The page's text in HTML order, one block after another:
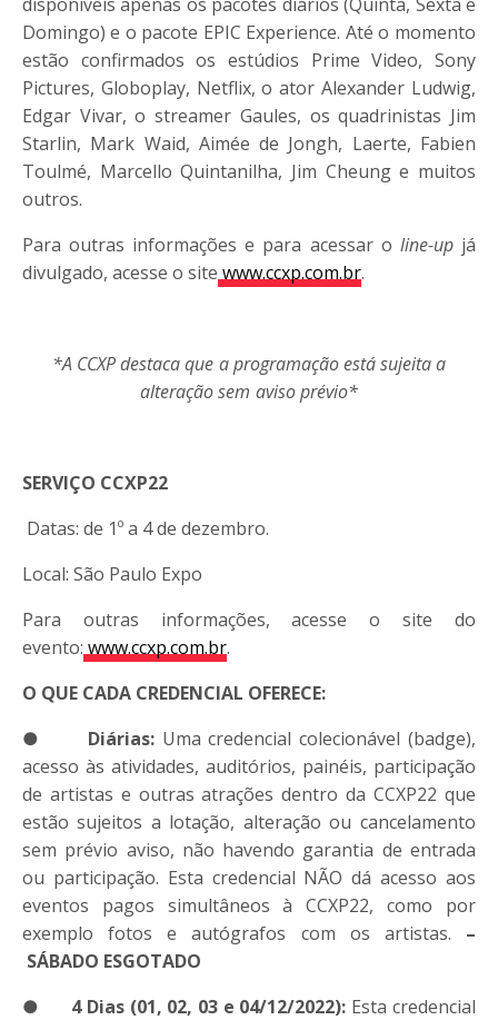
Domingo) e o pacote EPIC Experience. Até o momento
estão confirmados os estúdios Prime Video, Sony
Pictures, Globoplay, Netflix, o ator Alexander Ludwig,
Edgar Vivar, o streamer Gaules, os quadrinistas Jim
Starlin, Mark Waid, Aimée de Jongh, Laerte, Fabien
Toulmé, Marcello Quintanilha, Jim Cheung e muitos
outros.
Para outras informações e para acessar o line-upjá
divulgado, acesse o site www.ccxp.com.br.
*A CCXPdestaca que a programação está sujeita a
alteração sem aviso prévio*
SERVIÇO CCXP22
Datas: de 1º a 4 de dezembro.
Local: São Paulo Expo
Para outras informações, acesse o site do
evento: www.ccxp.com.br.
O QUE CADA CREDENCIAL OFERECE:
● Diárias: Uma credencial colecionável (badge),
acesso às atividades, auditórios, painéis, participação
de artistas e outras atrações dentro daCCXP22 que
estão sujeitos a lotação, alteração ou cancelamento
sem prévio aviso, não havendo garantia de entrada
ou participação. Esta credencial NÃO dá acesso aos
eventos pagos simultâneos àCCXP22, como por
exemplo fotos e autógrafos com os artistas.
–
SÁBADO ESGOTADO
● 4 Dias (01, 02, 03 e 04/12/2022): Esta credencial